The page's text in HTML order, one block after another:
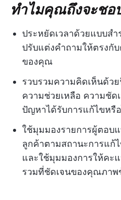
ทำไมคุณถึงจะชอ
ประหยัดเวลาด้วยแบบส
ปรับแต่งคำถามให้ตรงกั
ของคุณ
รวบรวมความคิดเห็นด้ว
ความช่วยเหลือ ความชัด
ปัญหาได้รับการแก้ไขหรื
ใช้มุมมองรายการผู้ตอบ
ลูกค้าตามสถานะการแก้
และใช้มุมมองการให้คะ
รวมที่ชัดเจนของคุณภาพ